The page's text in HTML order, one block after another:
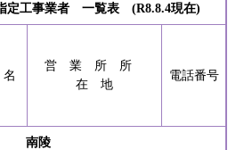
定工事業者 一覧表 (R8.8.4現在)
営 業 所 所
在 地
電話番号
南陵